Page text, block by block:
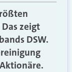
zeigt
DSW.